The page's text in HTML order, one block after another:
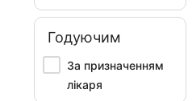
Годуючим
За призначенням
лікаря